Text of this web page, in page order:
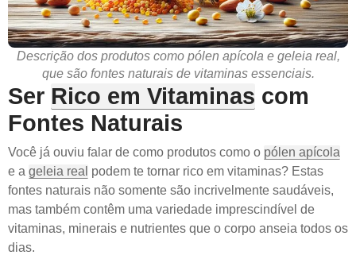
Descrição dos produtos como pólen apícola e geleia real,
que são fontes naturais de vitaminas essenciais.
Ser Rico em Vitaminas com
Fontes Naturais
Você já ouviu falar de como produtos como o pólen apícola
e a geleia real podem te tornar rico em vitaminas? Estas
fontes naturais não somente são incrivelmente saudáveis,
mas também contêm uma variedade imprescindível de
vitaminas, minerais e nutrientes que o corpo anseia todos os
dias.